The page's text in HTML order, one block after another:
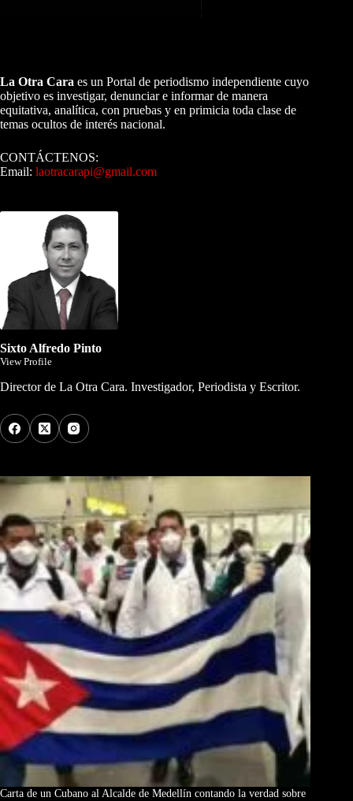
La Otra Cara es un Portal de periodismo independiente cuyo
objetivo es investigar, denunciar e informar de manera
equitativa, analítica, con pruebas y en primicia toda clase de
temas ocultos de interés nacional.
CONTÁCTENOS:
Email: laotracarapi@gmail.com
Sixto Alfredo Pinto
View Profile
Director de La Otra Cara. Investigador, Periodista y Escritor.
Carta de un Cubano al Alcalde de Medellín contando la verdad sobre